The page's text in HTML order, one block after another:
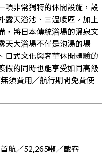
項非常獨特的休閒設施，設
露天浴池、三溫暖區，加上
，將日本傳統浴場的溫泉文
大浴場不僅是泡湯的場
日式文化與奢華休閒體驗的
假的同時也能享受如同高級
須費用／航行期間免費使
航／52,265噸／載客